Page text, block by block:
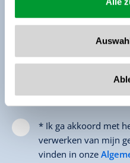
Bericht
* Ik ga akkoord met
verwerken van mijn
vinden in onze